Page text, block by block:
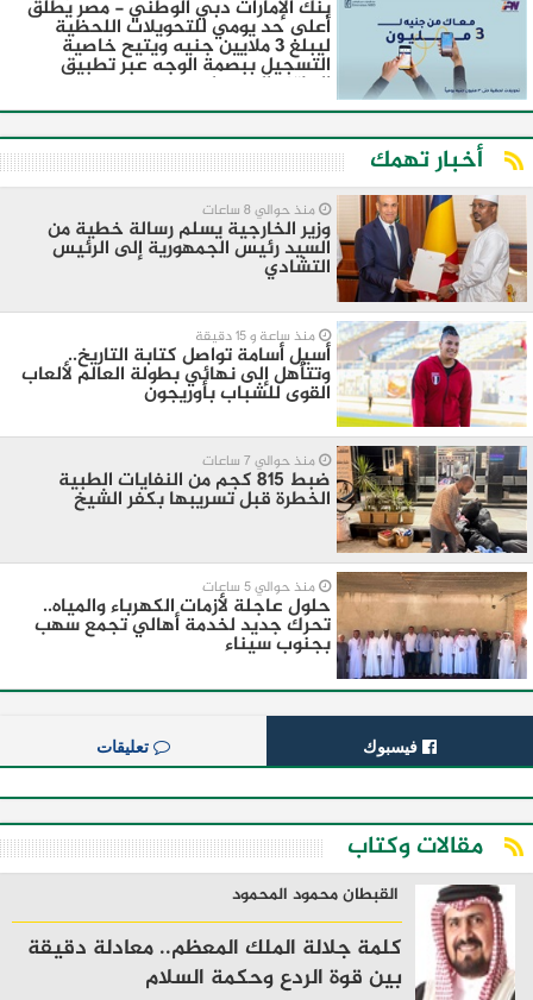
بنك الإمارات دبي الوطني - مصر يُطلق
أعلى حد يومي للتحويلات اللحظية
ليبلغ 3 ملايين جنيه ويتيح خاصية
التسجيل ببصمة الوجه عبر تطبيق
الهاتف المحمول
أخبار تهمك
منذ حوالي 8 ساعات
وزير الخارجية يسلم رسالة خطية من
السيد رئيس الجمهورية إلى الرئيس
التشادي
منذ ساعة و 15 دقيقة
أسيل أسامة تواصل كتابة التاريخ..
وتتأهل إلى نهائي بطولة العالم لألعاب
القوى للشباب بأوريجون
منذ حوالي 7 ساعات
ضبط 815 كجم من النفايات الطبية
الخطرة قبل تسريبها بكفر الشيخ
منذ حوالي 5 ساعات
حلول عاجلة لأزمات الكهرباء والمياه..
تحرك جديد لخدمة أهالي تجمع سهب
بجنوب سيناء
فيسبوك تعليقات
مقالات وكتاب
القبطان محمود المحمود
كلمة جلالة الملك المعظم.. معادلة دقيقة
بين قوة الردع وحكمة السلام